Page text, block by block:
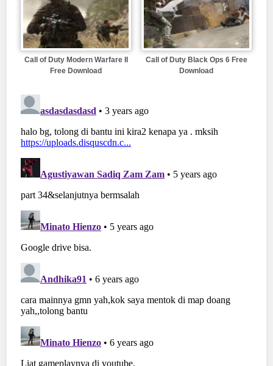
Call of Duty Modern Warfare II
Free Download
Call of Duty Black Ops 6 Free
Download